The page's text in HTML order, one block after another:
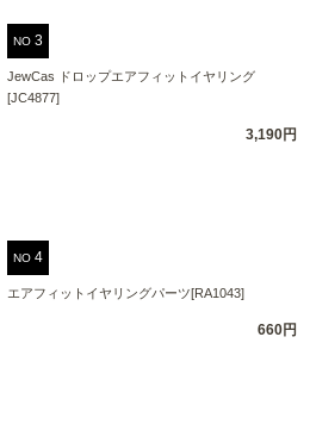
NO
JewCas ドロップエアフィットイヤリング
[JC4877]
3,190円
NO
エアフィットイヤリングパーツ[RA1043]
660円